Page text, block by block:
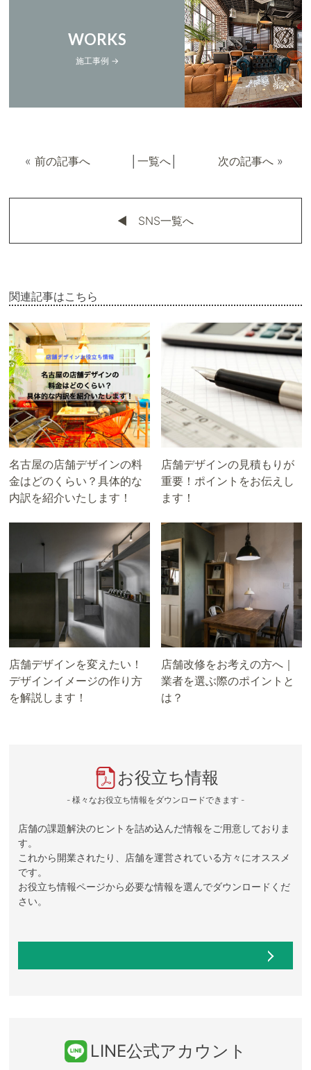
WORKS
施工事例 →
« 前の記事へ 一覧へ│ 次の記事へ»
◀︎ SNS一覧へ
関連記事はこちら
名古屋の店舗デザインの料
金はどのくらい？具体的な
内訳を紹介いたします！
店舗デザインの見積もりが
重要！ポイントをお伝えし
ます！
店舗デザインを変えたい！
デザインイメージの作り方
を解説します！
店舗改修をお考えの方へ｜
業者を選ぶ際のポイントと
は？
お役立ち情報
- 様々なお役立ち情報をダウンロードできます -
店舗の課題解決のヒントを詰め込んだ情報をご用意しておりま
す。
これから開業されたり、店舗を運営されている方々にオススメ
です。
お役立ち情報ページから必要な情報を選んでダウンロードくだ
さい。
LINE公式アカウント